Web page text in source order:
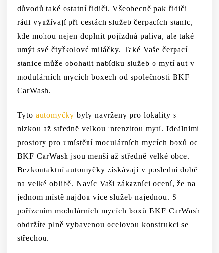
důvodů také ostatní řidiči. Všeobecně pak řidiči
rádi využívají při cestách služeb čerpacích stanic,
kde mohou nejen doplnit pojízdná paliva, ale také
umýt své čtyřkolové miláčky. Také Vaše čerpací
stanice může obohatit nabídku služeb o mytí aut v
modulárních mycích boxech od společnosti BKF
CarWash.
Tyto automyčky byly navrženy pro lokality s
nízkou až středně velkou intenzitou mytí. Ideálními
prostory pro umístění modulárních mycích boxů od
BKF CarWash jsou menší až středně velké obce.
Bezkontaktní automyčky získávají v poslední době
na velké oblibě. Navíc Vaši zákazníci ocení, že na
jednom místě najdou více služeb najednou. S
pořízením modulárních mycích boxů BKF CarWash
obdržíte plně vybavenou ocelovou konstrukci se
střechou.